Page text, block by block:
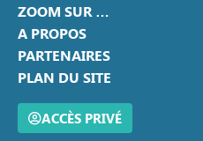
ZOOM SUR …
A PROPOS
PARTENAIRES
PLAN DU SITE
ACCÈS PRIVÉ